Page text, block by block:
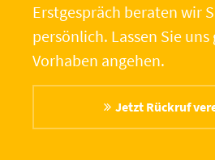
Erstgespräch beraten wir
persönlich. Lassen Sie
Vorhaben angehen.
Jetzt Rückruf